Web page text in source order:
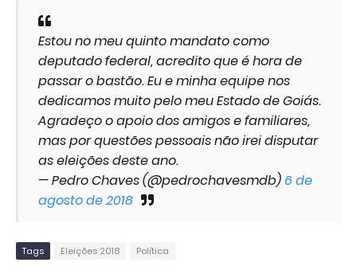
Estou no meu quinto mandato como
deputado federal, acredito que é hora de
passar o bastão. Eu e minha equipe nos
dedicamos muito pelo meu Estado de Goiás.
Agradeço o apoio dos amigos e familiares,
mas por questões pessoais não irei disputar
as eleições deste ano.
— Pedro Chaves (@pedrochavesmdb)6 de
agosto de 2018
Tags Eleições 2018 Política